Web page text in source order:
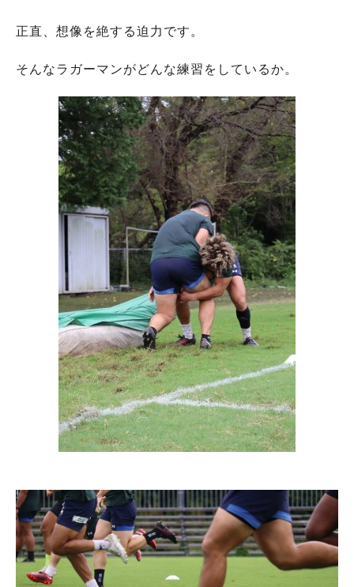
正直、想像を絶する迫力です。
そんなラガーマンがどんな練習をしているか。